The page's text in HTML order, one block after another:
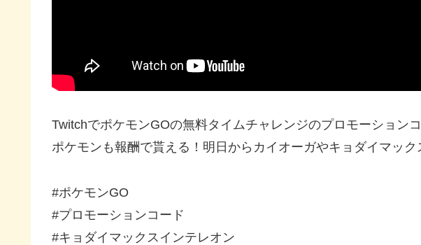
TwitchでポケモンGOの無料タイムチャレンジのプロモーション
ポケモンも報酬で貰える！明日からカイオーガやキョダイマック
#ポケモンGO
#プロモーションコード
#キョダイマックスインテレオン